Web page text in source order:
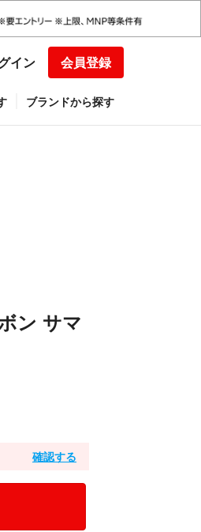
イン 会員登録
ブランドから探す
ン サマ
確認する